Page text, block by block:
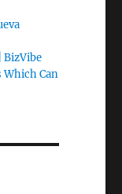
BizVibe
Which Can